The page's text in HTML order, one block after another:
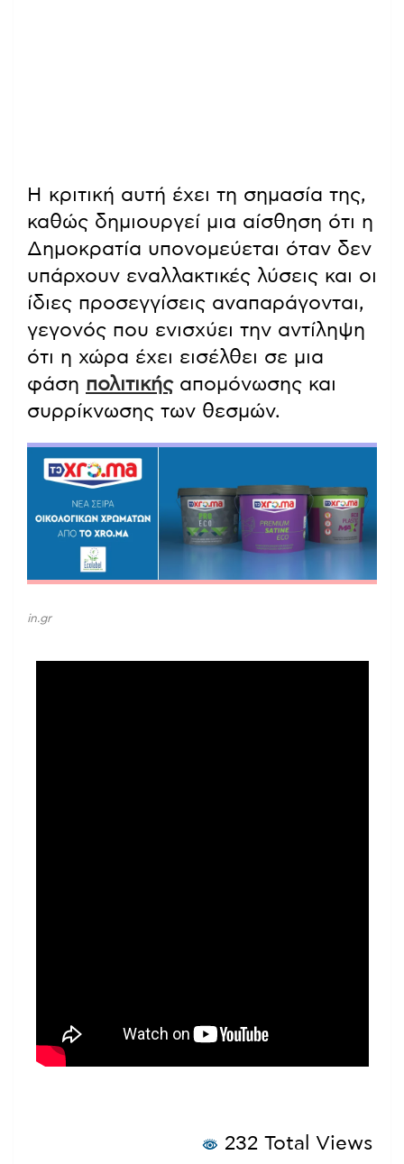
Η κριτική αυτή έχει τη σημασία της,
καθώς δημιουργεί μια αίσθηση ότι η
Δημοκρατία υπονομεύεται όταν δεν
υπάρχουν εναλλακτικές λύσεις και οι
ίδιες προσεγγίσεις αναπαράγονται,
γεγονός που ενισχύει την αντίληψη
ότι η χώρα έχει εισέλθει σε μια
φάση πολιτικήςαπομόνωσης και
συρρίκνωσης των θεσμών.
in.gr
232 Total Views